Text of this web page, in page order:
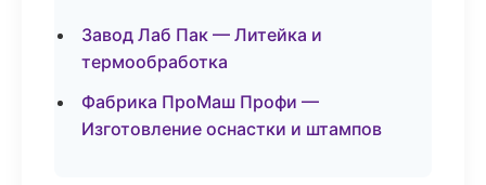
Завод Лаб Пак — Литейка и
термообработка
Фабрика ПроМаш Профи —
Изготовление оснастки и штампов